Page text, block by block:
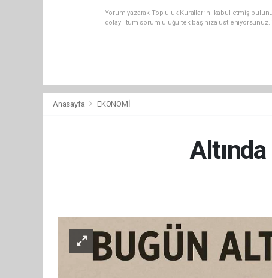
Yorum yazarak Topluluk Kuralları’nı kabul etmiş
dolaylı tüm sorumluluğu tek başınıza
Anasayfa EKONOMİ